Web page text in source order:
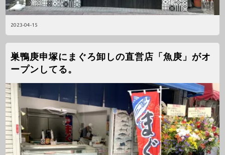
2023-04-15
巣鴨庚申塚にまぐろ卸しの直営店「魚庚」がオ
ープンしてる。